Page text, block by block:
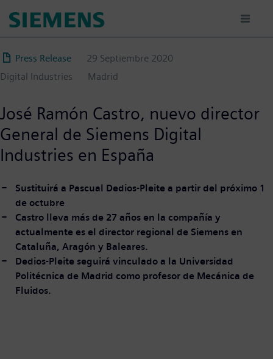
principal
Press Release
29 Septiembre 2020
Digital Industries
Madrid
José Ramón Castro, nuevo director
General de Siemens Digital
Industries en España
Sustituirá a Pascual Dedios-Pleite a partir del próximo 1
de octubre
Castro lleva más de 27 años en la compañía y
actualmente es el director regional de Siemens en
Cataluña, Aragón y Baleares.
Dedios-Pleite seguirá vinculado a la Universidad
Politécnica de Madrid como profesor de Mecánica de
Fluidos.